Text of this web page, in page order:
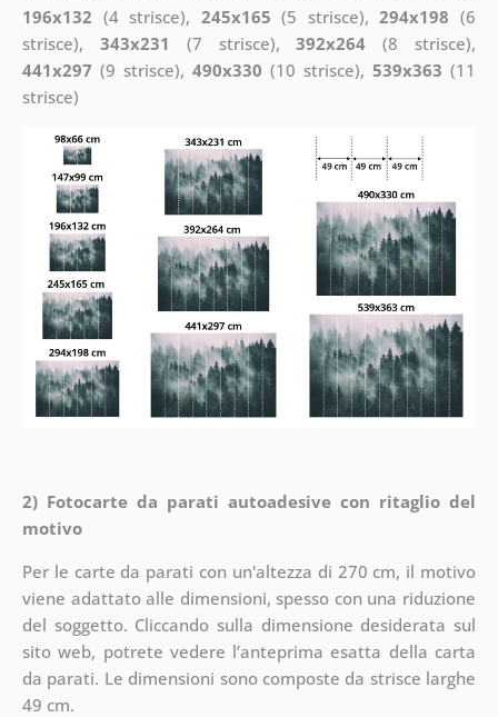
196x132 (4 strisce), 245x165 (5 strisce),294x198 (6
strisce), 343x231 (7 strisce),392x264 (8 strisce),
441x297 (9 strisce), 490x330 (10 strisce),539x363 (11
strisce)
2) Fotocarte da parati autoadesive con ritaglio del
motivo
Per le carte da parati con un'altezza di 270 cm, il motivo
viene adattato alle dimensioni, spesso con una riduzione
del soggetto. Cliccando sulla dimensione desiderata sul
sito web, potrete vedere l’anteprima esatta della carta
da parati. Le dimensioni sono composte da strisce larghe
49 cm.